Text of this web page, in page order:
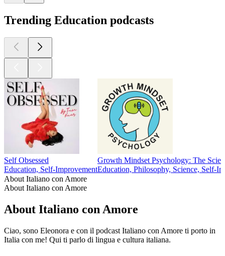
Trending Education podcasts
Self Obsessed
Education, Self-Improvement
Growth Mindset Psychology: The
Education, Philosophy, Science, Self-
About Italiano con Amore
About Italiano con Amore
About Italiano con Amore
Ciao, sono Eleonora e con il podcast Italiano con Amore ti porto in
Italia con me! Qui ti parlo di lingua e cultura italiana.